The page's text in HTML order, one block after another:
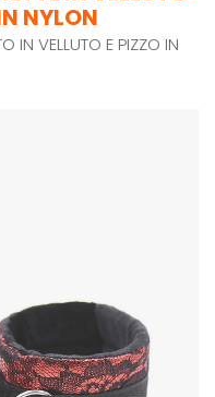
NYLON
IN VELLUTO E PIZZO IN